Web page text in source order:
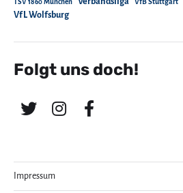
TSV 1860 München VfB Stuttgart
VfL Wolfsburg
Folgt uns doch!
Impressum